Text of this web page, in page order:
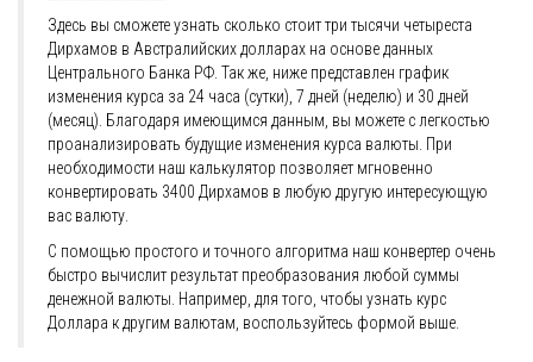
Здесь вы сможете узнать сколько стоит три тысячи четыреста
Дирхамов в Австралийских долларах на основе данных
Центрального Банка РФ. Так же, ниже представлен график
изменения курса за 24 часа (сутки), 7 дней (неделю) и 30 дней
(месяц). Благодаря имеющимся данным, вы можете с легкостью
проанализировать будущие изменения курса валюты. При
необходимости наш калькулятор позволяет мгновенно
конвертировать 3400 Дирхамов в любую другую интересующую
вас валюту.
С помощью простого и точного алгоритма наш конвертер очень
быстро вычислит результат преобразования любой суммы
денежной валюты. Например, для того, чтобы узнать курс
Доллара к другим валютам, воспользуйтесь формой выше.